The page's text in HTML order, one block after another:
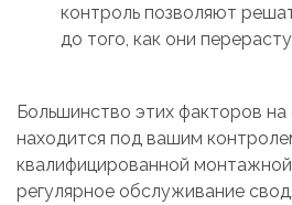
контроль позволяют
до того, как они
Большинство этих факторов
находится под вашим
квалифицированной
регулярное обслуживание